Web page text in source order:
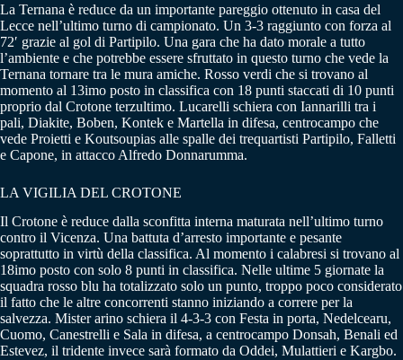
La Ternana è reduce da un importante pareggio ottenuto in casa del
Lecce nell’ultimo turno di campionato. Un 3-3 raggiunto con forza al
72′ grazie al gol di Partipilo. Una gara che ha dato morale a tutto
l’ambiente e che potrebbe essere sfruttato in questo turno che vede la
Ternana tornare tra le mura amiche. Rosso verdi che si trovano al
momento al 13imo posto in classifica con 18 punti staccati di 10 punti
proprio dal Crotone terzultimo. Lucarelli schiera con Iannarilli tra i
pali, Diakite, Boben, Kontek e Martella in difesa, centrocampo che
vede Proietti e Koutsoupias alle spalle dei trequartisti Partipilo, Falletti
e Capone, in attacco Alfredo Donnarumma.
LA VIGILIA DEL CROTONE
Il Crotone è reduce dalla sconfitta interna maturata nell’ultimo turno
contro il Vicenza. Una battuta d’arresto importante e pesante
soprattutto in virtù della classifica. Al momento i calabresi si trovano al
18imo posto con solo 8 punti in classifica. Nelle ultime 5 giornate la
squadra rosso blu ha totalizzato solo un punto, troppo poco considerato
il fatto che le altre concorrenti stanno iniziando a correre per la
salvezza. Mister arino schiera il 4-3-3 con Festa in porta, Nedelcearu,
Cuomo, Canestrelli e Sala in difesa, a centrocampo Donsah, Benali ed
Estevez, il tridente invece sarà formato da Oddei, Mulattieri e Kargbo.